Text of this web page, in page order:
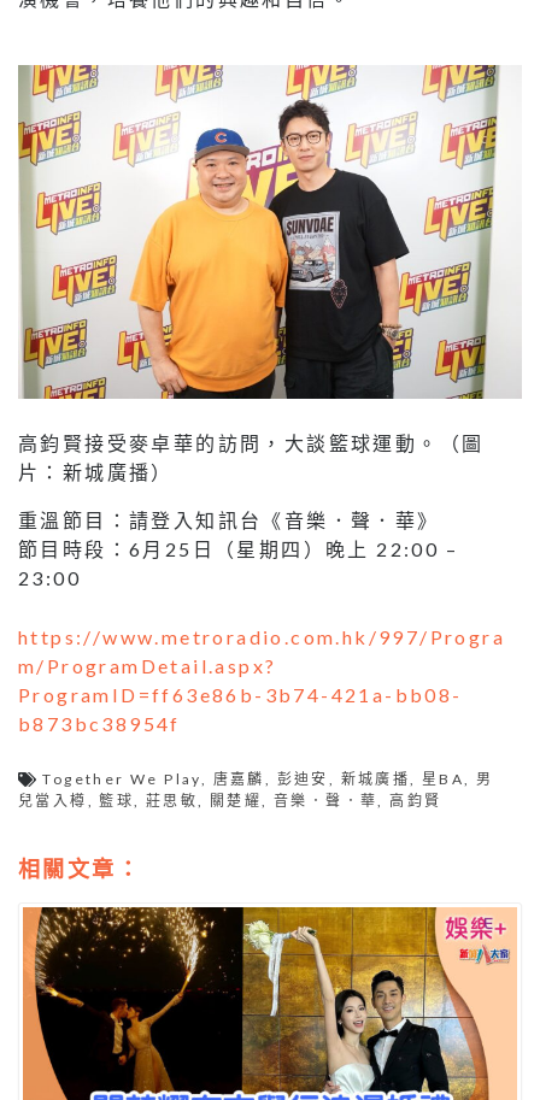
高鈞賢接受麥卓華的訪問，大談籃球運動。（圖
片：新城廣播）
重溫節目：請登入知訊台《音樂．聲．華》
節目時段：6月25日（星期四）晚上 22:00 –
23:00
https://www.metroradio.com.hk/997/Progra
m/ProgramDetail.aspx?
ProgramID=ff63e86b-3b74-421a-bb08-
b873bc38954f
Together We Play, 唐嘉麟 , 彭迪安 , 新城廣播,星BA, 男
兒當入樽 ,籃球,莊思敏, 關楚耀,音樂．聲．華,高鈞賢
相關文章：